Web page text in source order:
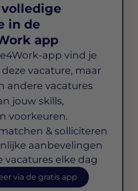
in de
app
app vind je
vacature, maar
andere vacatures
jouw skills,
voorkeuren.
& solliciteren
aanbevelingen
vacatures elke dag
via de gratis app